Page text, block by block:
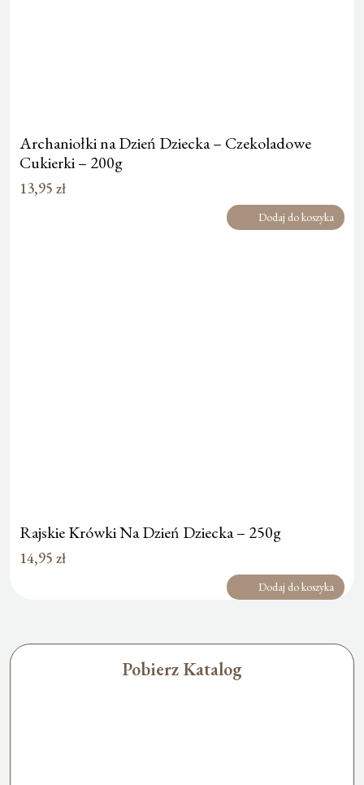
Archaniołki na Dzień Dziecka – Czekoladowe
Cukierki – 200g
13,95 zł
Dodaj do koszyka
Rajskie Krówki Na Dzień Dziecka – 250g
14,95 zł
Dodaj do koszyka
Pobierz Katalog